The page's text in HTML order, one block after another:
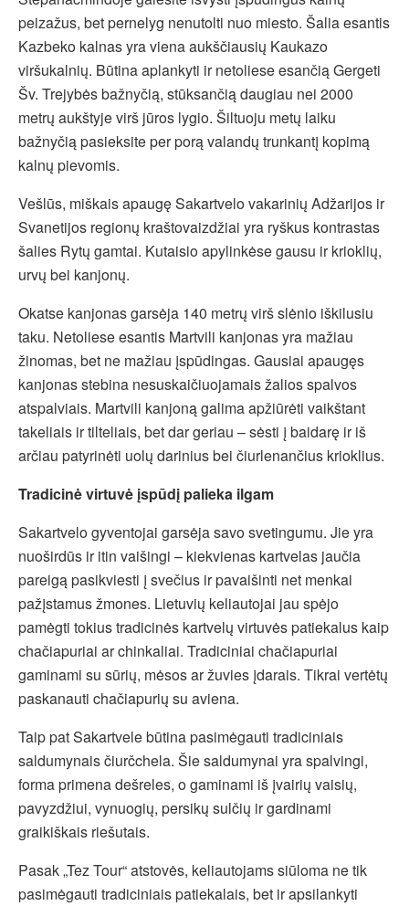
peizažus, bet pernelyg nenutolti nuo miesto. Šalia esantis
Kazbeko kalnas yra viena aukščiausių Kaukazo
viršukalnių. Būtina aplankyti ir netoliese esančią Gergeti
Šv. Trejybės bažnyčią, stūksančią daugiau nei 2000
metrų aukštyje virš jūros lygio. Šiltuoju metų laiku
bažnyčią pasieksite per porą valandų trunkantį kopimą
kalnų pievomis.
Vešlūs, miškais apaugę Sakartvelo vakarinių Adžarijos ir
Svanetijos regionų kraštovaizdžiai yra ryškus kontrastas
šalies Rytų gamtai. Kutaisio apylinkėse gausu ir krioklių,
urvų bei kanjonų.
Okatse kanjonas garsėja 140 metrų virš slėnio iškilusiu
taku. Netoliese esantis Martvili kanjonas yra mažiau
žinomas, bet ne mažiau įspūdingas. Gausiai apaugęs
kanjonas stebina nesuskaičiuojamais žalios spalvos
atspalviais. Martvili kanjoną galima apžiūrėti vaikštant
takeliais ir tilteliais, bet dar geriau – sėsti į baidarę ir iš
arčiau patyrinėti uolų darinius bei čiurlenančius krioklius.
Tradicinė virtuvė įspūdį palieka ilgam
Sakartvelo gyventojai garsėja savo svetingumu. Jie yra
nuoširdūs ir itin vaišingi – kiekvienas kartvelas jaučia
pareigą pasikviesti į svečius ir pavaišinti net menkai
pažįstamus žmones. Lietuvių keliautojai jau spėjo
pamėgti tokius tradicinės kartvelų virtuvės patiekalus kaip
chačiapuriai ar chinkaliai. Tradiciniai chačiapuriai
gaminami su sūrių, mėsos ar žuvies įdarais. Tikrai vertėtų
paskanauti chačiapurių su aviena.
Taip pat Sakartvele būtina pasimėgauti tradiciniais
saldumynais čiurčchela. Šie saldumynai yra spalvingi,
forma primena dešreles, o gaminami iš įvairių vaisių,
pavyzdžiui, vynuogių, persikų sulčių ir gardinami
graikiškais riešutais.
Pasak „Tez Tour“ atstovės, keliautojams siūloma ne tik
pasimėgauti tradiciniais patiekalais, bet ir apsilankyti